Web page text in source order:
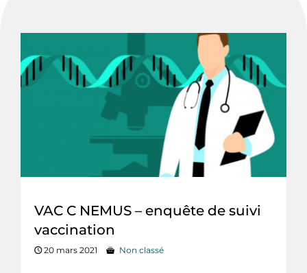
VAC C NEMUS – enquête de suivi
vaccination
20 mars 2021 Non classé